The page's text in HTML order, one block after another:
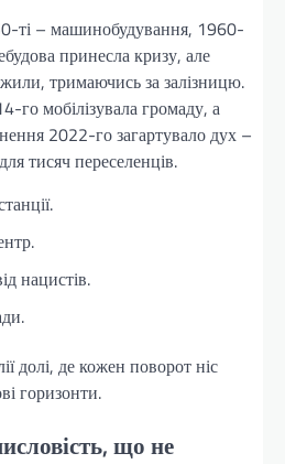
ті – машинобудування, 1960-
принесла кризу, але
тримаючись за залізницю.
го мобілізувала громаду, а
2022-го загартувало дух –
тисяч переселенців.
нацистів.
долі, де кожен поворот ніс
горизонти.
що не